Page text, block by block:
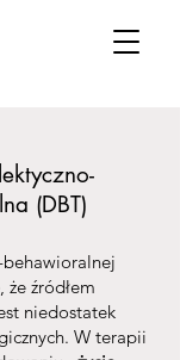
(DBT)
że źródłem
niedostatek
W terapii